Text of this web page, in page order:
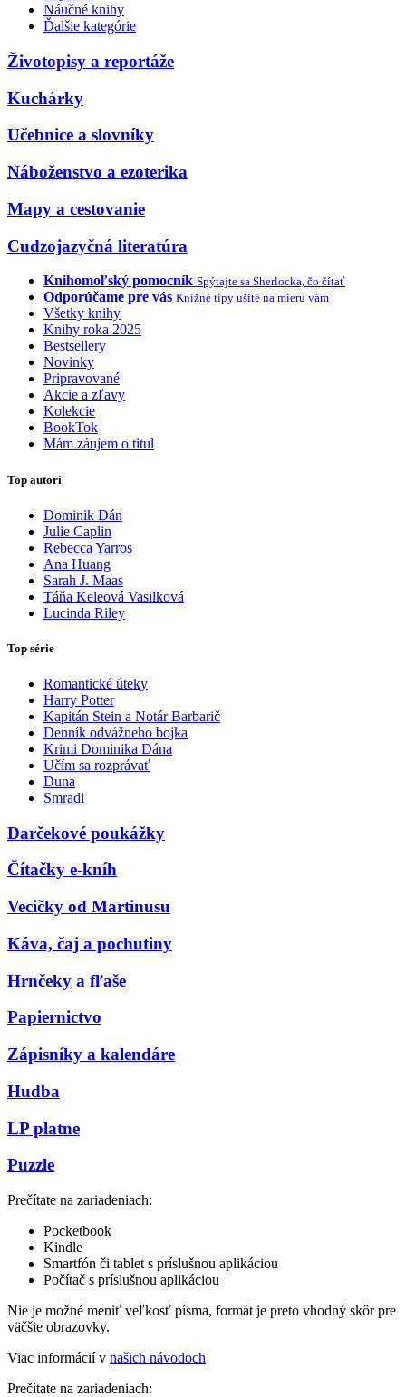
Náučné knihy
Ďalšie kategórie
Životopisy a reportáže
Kuchárky
Učebnice a slovníky
Náboženstvo a ezoterika
Mapy a cestovanie
Cudzojazyčná literatúra
Knihomoľský pomocník Spýtajte sa Sherlocka, čo čítať
Odporúčame pre vás Knižné tipy ušité na mieru vám
Všetky knihy
Knihy roka 2025
Bestsellery
Novinky
Pripravované
Akcie a zľavy
Kolekcie
BookTok
Mám záujem o titul
Top autori
Dominik Dán
Julie Caplin
Rebecca Yarros
Ana Huang
Sarah J. Maas
Táňa Keleová Vasilková
Lucinda Riley
Top série
Romantické úteky
Harry Potter
Kapitán Stein a Notár Barbarič
Denník odvážneho bojka
Krimi Dominika Dána
Učím sa rozprávať
Duna
Smradi
Darčekové poukážky
Čítačky e-kníh
Vecičky od Martinusu
Káva, čaj a pochutiny
Hrnčeky a fľaše
Papiernictvo
Zápisníky a kalendáre
Hudba
LP platne
Puzzle
Prečítate na zariadeniach:
Pocketbook
Kindle
Smartfón či tablet s príslušnou aplikáciou
Počítač s príslušnou aplikáciou
Nie je možné meniť veľkosť písma, formát je preto vhodný skôr pre
väčšie obrazovky.
Viac informácií v našich návodoch
Prečítate na zariadeniach: